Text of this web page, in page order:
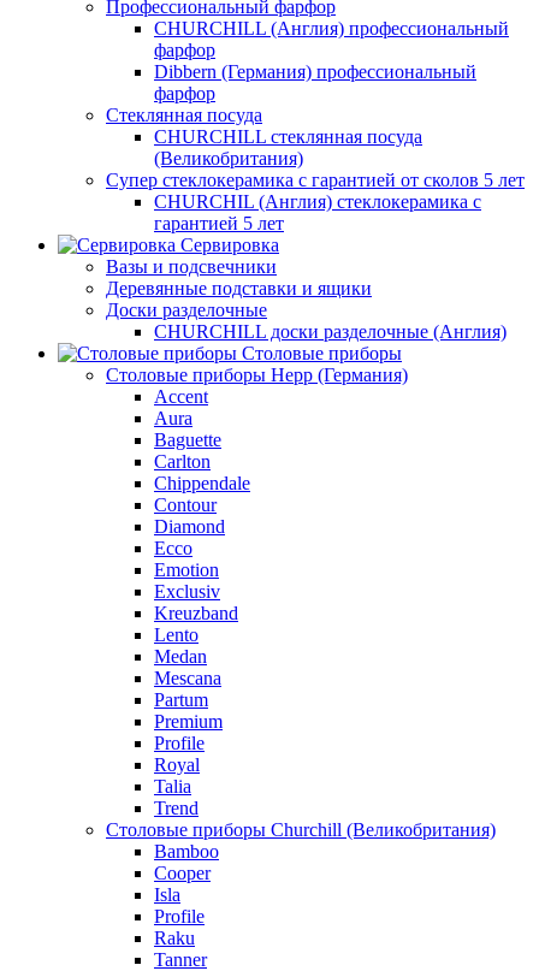
Профессиональный фарфор
CHURCHILL (Англия) профессиональный
фарфор
Dibbern (Германия) профессиональный
фарфор
Стеклянная посуда
CHURCHILL стеклянная посуда
(Великобритания)
Супер стеклокерамика с гарантией от сколов 5 лет
CHURCHIL (Англия) стеклокерамика с
гарантией 5 лет
Сервировка
Вазы и подсвечники
Деревянные подставки и ящики
Доски разделочные
CHURCHILL доски разделочные (Англия)
Столовые приборы
Столовые приборы Hepp (Германия)
Accent
Aura
Baguette
Carlton
Chippendale
Contour
Diamond
Ecco
Emotion
Exclusiv
Kreuzband
Lento
Medan
Mescana
Partum
Premium
Profile
Royal
Talia
Trend
Столовые приборы Churchill (Великобритания)
Bamboo
Cooper
Isla
Profile
Raku
Tanner